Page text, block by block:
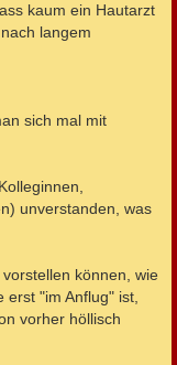
kaum ein Hautarzt
langem
sich mal mit
unverstanden, was
können, wie
"im Anflug" ist,
vorher höllisch